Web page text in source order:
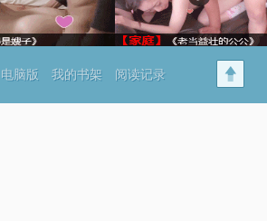
电脑版 我的书架 阅读记录